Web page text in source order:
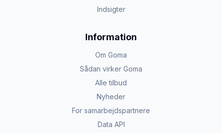
Indsigter
Information
Om Goma
Sådan virker Goma
Alle tilbud
Nyheder
For samarbejdspartnere
Data API